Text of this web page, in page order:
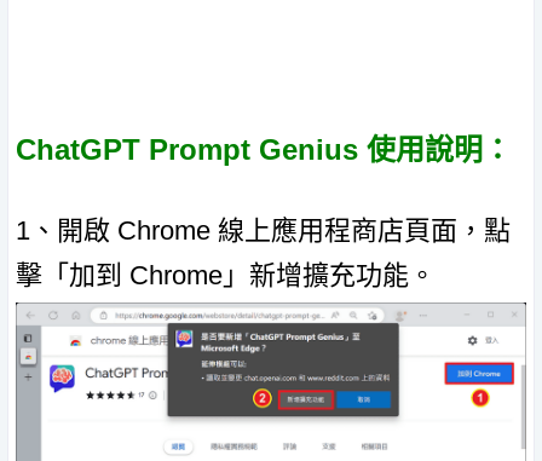
ChatGPT Prompt Genius 使用說明：
1、開啟 Chrome 線上應用程商店頁面，點
擊「加到 Chrome」新增擴充功能。